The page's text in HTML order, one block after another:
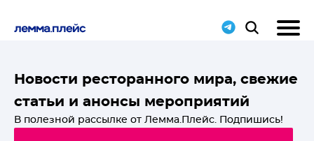
Новости ресторанного мира, свежие
статьи и анонсы мероприятий
В полезной рассылке от Лемма.Плейс. Подпишись!